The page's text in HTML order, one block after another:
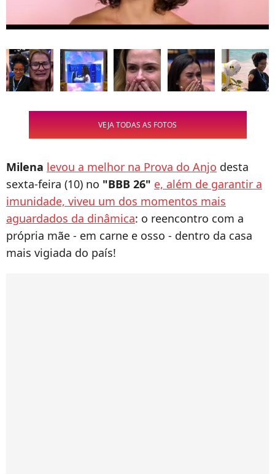
VEJA TODAS AS FOTOS
Milena levou a melhor na Prova do Anjo desta
sexta-feira (10) no "BBB 26" e, além de garantir a
imunidade, viveu um dos momentos mais
aguardados da dinâmica: o reencontro com a
própria mãe - em carne e osso - dentro da casa
mais vigiada do país!